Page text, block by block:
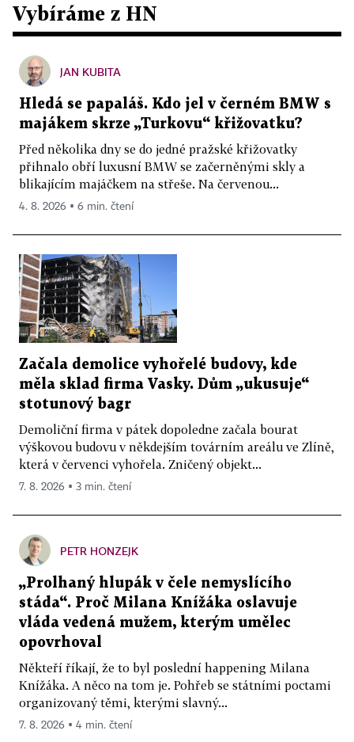
Vybíráme z HN
JAN KUBITA
Hledá se papaláš. Kdo jel v černém BMW s
majákem skrze „Turkovu“ křižovatku?
Před několika dny se do jedné pražské křižovatky
přihnalo obří luxusní BMW se začerněnými skly a
blikajícím majáčkem na střeše. Na červenou...
4. 8. 2026 ▪ 6 min. čtení
Začala demolice vyhořelé budovy, kde
měla sklad firma Vasky. Dům „ukusuje“
stotunový bagr
Demoliční firma v pátek dopoledne začala bourat
výškovou budovu v někdejším továrním areálu ve Zlíně,
která v červenci vyhořela. Zničený objekt...
7. 8. 2026 ▪ 3 min. čtení
PETR HONZEJK
„Prolhaný hlupák v čele nemyslícího
stáda“. Proč Milana Knížáka oslavuje
vláda vedená mužem, kterým umělec
opovrhoval
Někteří říkají, že to byl poslední happening Milana
Knížáka. A něco na tom je. Pohřeb se státními poctami
organizovaný těmi, kterými slavný...
7. 8. 2026 ▪ 4 min. čtení